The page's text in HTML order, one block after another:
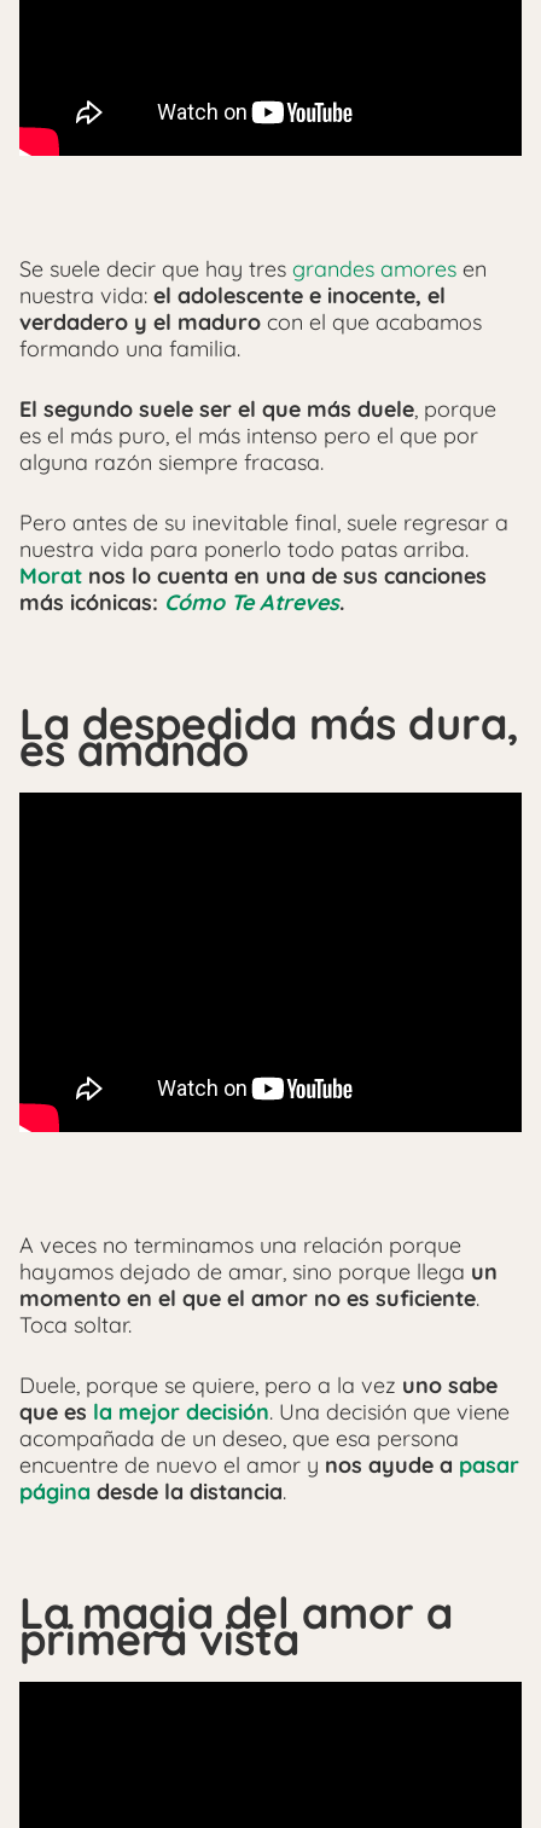
Se suele decir que hay tres grandes amores en
nuestra vida: el adolescente e inocente, el
verdadero y el maduro con el que acabamos
formando una familia.
El segundo suele ser el que más duele, porque
es el más puro, el más intenso pero el que por
alguna razón siempre fracasa.
Pero antes de su inevitable final, suele regresar a
nuestra vida para ponerlo todo patas arriba.
Morat nos lo cuenta en una de sus canciones
más icónicas: Cómo Te Atreves.
La despedida más dura,
es amando
A veces no terminamos una relación porque
hayamos dejado de amar, sino porque llega un
momento en el que el amor no es suficiente.
Toca soltar.
Duele, porque se quiere, pero a la vez uno sabe
que es la mejor decisión. Una decisión que viene
acompañada de un deseo, que esa persona
encuentre de nuevo el amor y nos ayude a pasar
página desde la distancia.
La magia del amor a
primera vista